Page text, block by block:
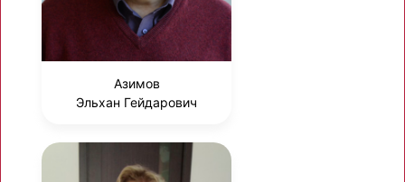
Азимов
Эльхан Гейдарович